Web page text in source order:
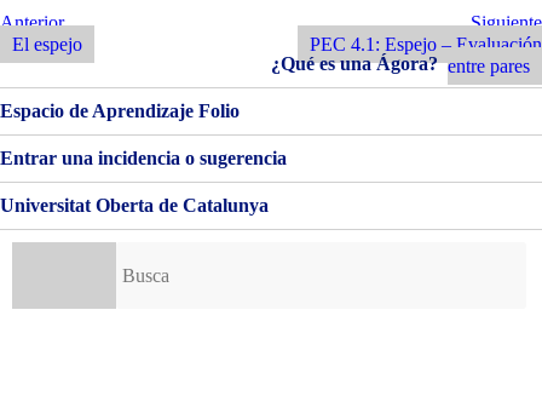
Navegación
de
entradas
Entrada
Anterior
Anterior
El espejo
Siguiente
Entrada
Siguiente
PEC 4.1: Espejo – Evaluación
entre pares
¿Qué es una Ágora?
Espacio de Aprendizaje Folio
Entrar una incidencia o sugerencia
Universitat Oberta de Catalunya